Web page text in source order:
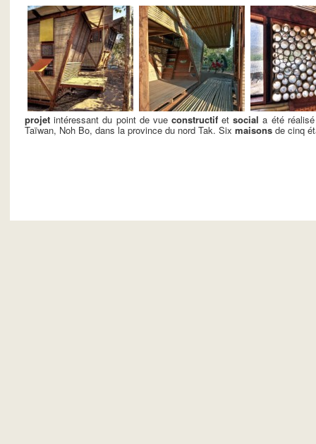
projet intéressant du point de vue constructif etsocial a été
Taïwan, Noh Bo, dans la province du nord Tak. Sixmaisons de cinq